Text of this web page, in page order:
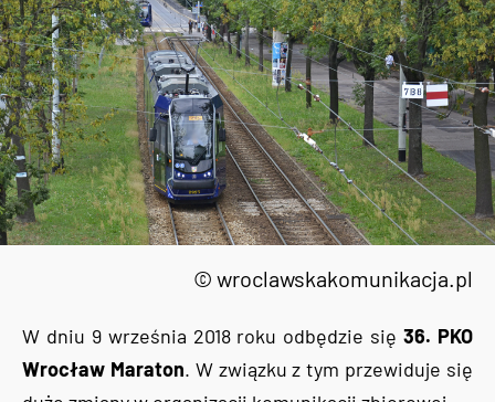
© wroclawskakomunikacja.pl
W dniu 9 września 2018 roku odbędzie się36. PKO
Wrocław Maraton. W związku z tym przewiduje się